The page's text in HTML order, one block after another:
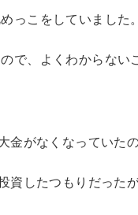
っこをしていました
で、よくわからない
金がなくなっていた
資したつもりだった